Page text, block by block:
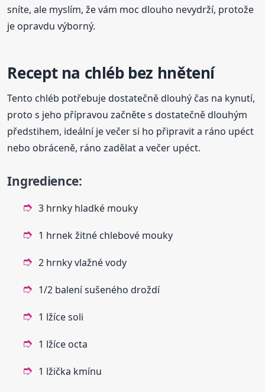
sníte, ale myslím, že vám moc dlouho nevydrží, protože
je opravdu výborný.
Recept na chléb bez hnětení
Tento chléb potřebuje dostatečně dlouhý čas na kynutí,
proto s jeho přípravou začněte s dostatečně dlouhým
předstihem, ideální je večer si ho připravit a ráno upéct
nebo obráceně, ráno zadělat a večer upéct.
Ingredience:
3 hrnky hladké mouky
1 hrnek žitné chlebové mouky
2 hrnky vlažné vody
1/2 balení sušeného droždí
1 lžíce soli
1 lžíce octa
1 lžička kmínu